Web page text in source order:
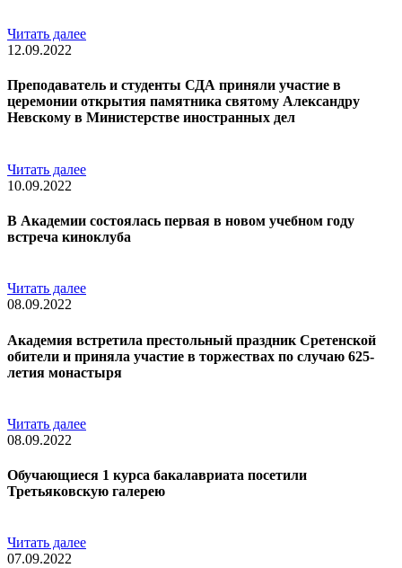
Читать далее
12.09.2022
Преподаватель и студенты СДА приняли участие в
церемонии открытия памятника святому Александру
Невскому в Министерстве иностранных дел
Читать далее
10.09.2022
В Академии состоялась первая в новом учебном году
встреча киноклуба
Читать далее
08.09.2022
Академия встретила престольный праздник Сретенской
обители и приняла участие в торжествах по случаю 625-
летия монастыря
Читать далее
08.09.2022
Обучающиеся 1 курса бакалавриата посетили
Третьяковскую галерею
Читать далее
07.09.2022